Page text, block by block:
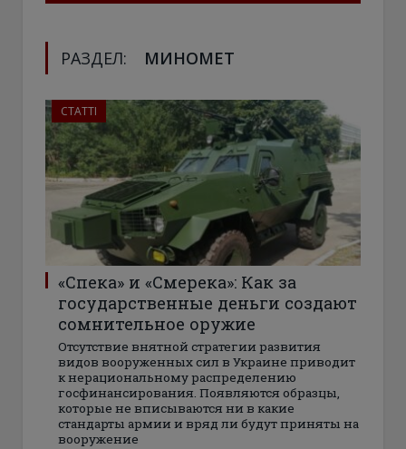
РАЗДЕЛ: МИНОМЕТ
СТАТТІ
«Спека» и «Смерека»: Как за
государственные деньги создают
сомнительное оружие
Отсутствие внятной стратегии развития
видов вооруженных сил в Украине приводит
к нерациональному распределению
госфинансирования. Появляются образцы,
которые не вписываются ни в какие
стандарты армии и вряд ли будут приняты на
вооружение